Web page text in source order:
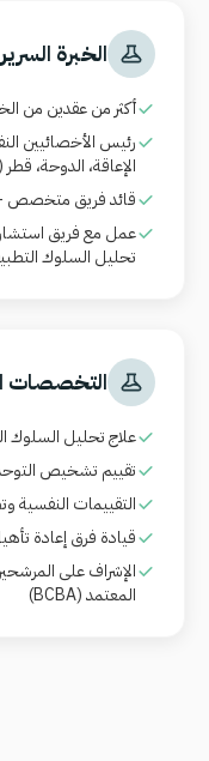
الخبرة
أكثر من عقدين من
رئيس الأخصائيين
الإعاقة، الدوحة، قطر
قائد فريق متخصص —
عمل مع فريق
تحليل السلوك
التخصصات
علاج تحليل السلوك
تقييم تشخيص
التقييمات النفسية
قيادة فرق إعادة
الإشراف على
المعتمد(BCBA)